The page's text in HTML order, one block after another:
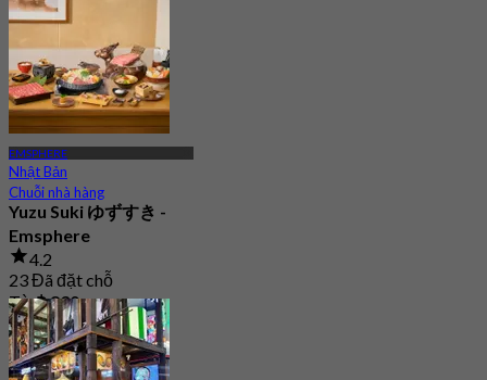
EMSPHERE
Nhật Bản
Chuỗi nhà hàng
Yuzu Suki ゆずすき -
Emsphere
4.2
23 Đã đặt chỗ
Từ฿ 830